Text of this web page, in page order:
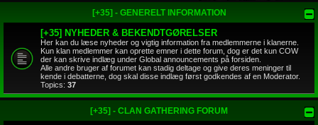
[+35] - GENERELT INFORMATION
[+35] NYHEDER & BEKENDTGØRELSER
Her kan du læse nyheder og vigtig information fra medlemmerne i klanerne.
Kun klan medlemmer kan oprette emner i dette forum, dog er det kun COW
der kan skrive indlæg under Global announcements på forsiden.
Alle andre bruger af forumet kan stadig deltage og give deres meninger til
kende i debatterne, dog skal disse indlæg først godkendes af en Moderator.
Topics: 37
[+35] - CLAN GATHERING FORUM